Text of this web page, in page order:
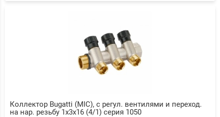
Коллектор Bugatti (MIC), с регул. вентилями и переход.
на нар. резьбу 1х3х16 (4/1) серия 1050